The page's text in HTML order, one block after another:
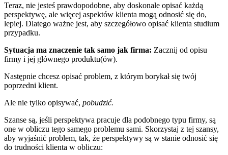
Teraz, nie jesteś prawdopodobne, aby doskonale opisać każdą
perspektywę, ale więcej aspektów klienta mogą odnosić się do,
lepiej. Dlatego ważne jest, aby szczegółowo opisać klienta studium
przypadku.
Sytuacja ma znaczenie tak samo jak firma: Zacznij od opisu
firmy i jej głównego produktu(ów).
Następnie chcesz opisać problem, z którym borykał się twój
poprzedni klient.
Ale nie tylko opisywać, pobudzić.
Szanse są, jeśli perspektywa pracuje dla podobnego typu firmy, są
one w obliczu tego samego problemu sami. Skorzystaj z tej szansy,
aby wyjaśnić problem, tak, że perspektywy są w stanie odnosić się
do trudności klienta w obliczu: